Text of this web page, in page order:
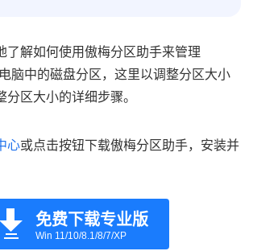
了解如何使用傲梅分区助手来管理
脑中的磁盘分区，这里以调整分区大小
分区大小的详细步骤。
心或点击按钮下载傲梅分区助手，安装并
免费下载专业版
Win 11/10/8.1/8/7/XP